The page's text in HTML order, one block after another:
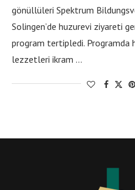
gönüllüleri Spektrum
Solingen’de huzurevi ziyareti
program tertipledi. Programda
lezzetleri ikram …